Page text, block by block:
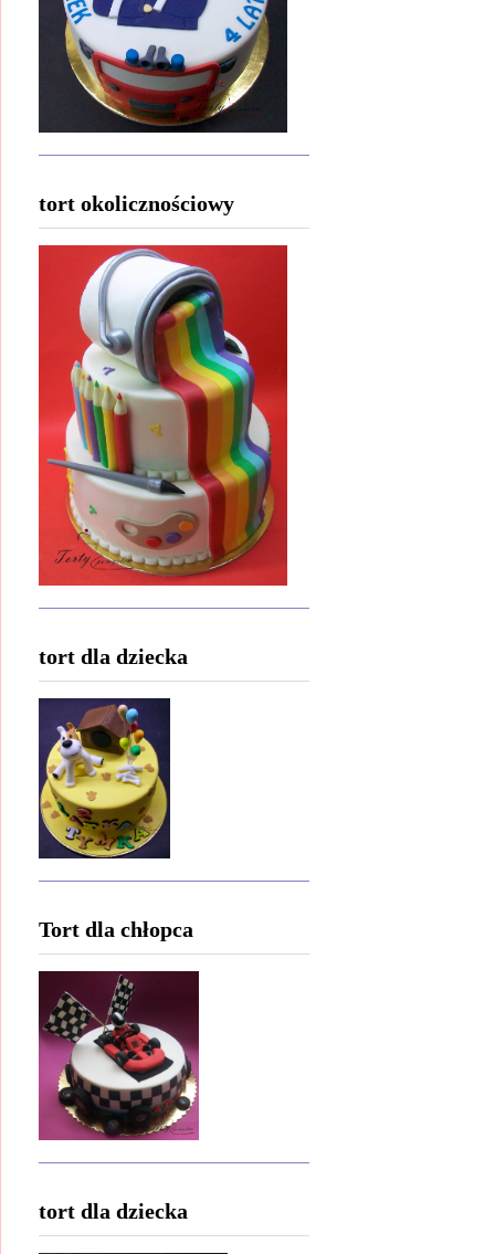
tort okolicznościowy
tort dla dziecka
Tort dla chłopca
tort dla dziecka